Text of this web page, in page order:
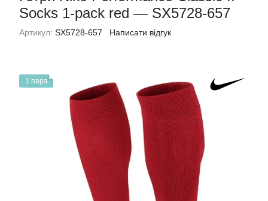
Socks 1-pack red — SX5728-657
Артикул: SX5728-657 Написати відгук
1 пара